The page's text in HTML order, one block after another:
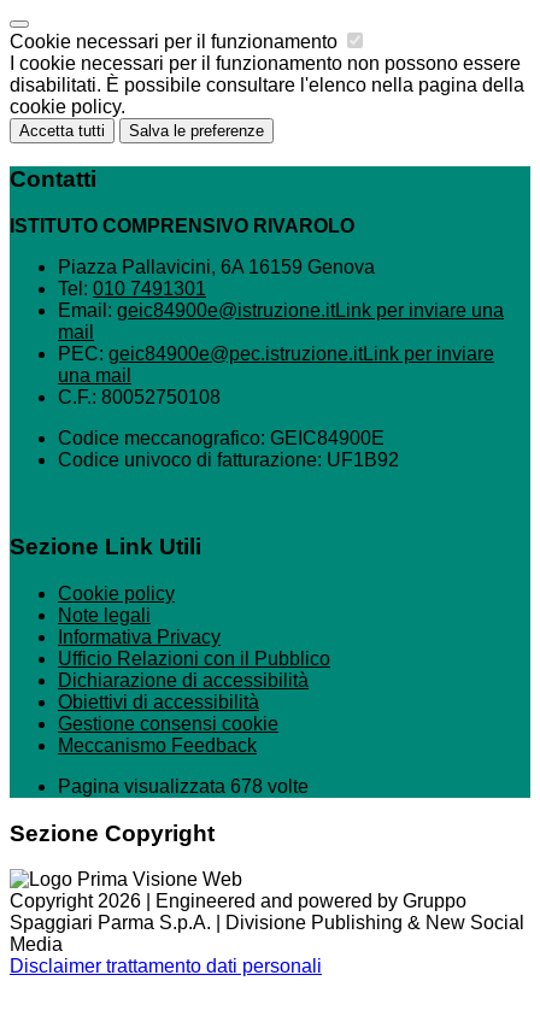
Cookie necessari per il funzionamento
I cookie necessari per il funzionamento non possono essere
disabilitati. È possibile consultare l'elenco nella pagina della
cookie policy.
Accetta tutti Salva le preferenze
Contatti
ISTITUTO COMPRENSIVO RIVAROLO
Piazza Pallavicini, 6A 16159 Genova
Tel: 010 7491301
Email: geic84900e@istruzione.itLink per inviare una
mail
PEC: geic84900e@pec.istruzione.itLink per inviare
una mail
C.F.: 80052750108
Codice meccanografico: GEIC84900E
Codice univoco di fatturazione: UF1B92
Sezione Link Utili
Cookie policy
Note legali
Informativa Privacy
Ufficio Relazioni con il Pubblico
Dichiarazione di accessibilità
Obiettivi di accessibilità
Gestione consensi cookie
Meccanismo Feedback
Pagina visualizzata 678 volte
Sezione Copyright
Copyright 2026 | Engineered and powered by Gruppo
Spaggiari Parma S.p.A. | Divisione Publishing & New Social
Media
Disclaimer trattamento dati personali